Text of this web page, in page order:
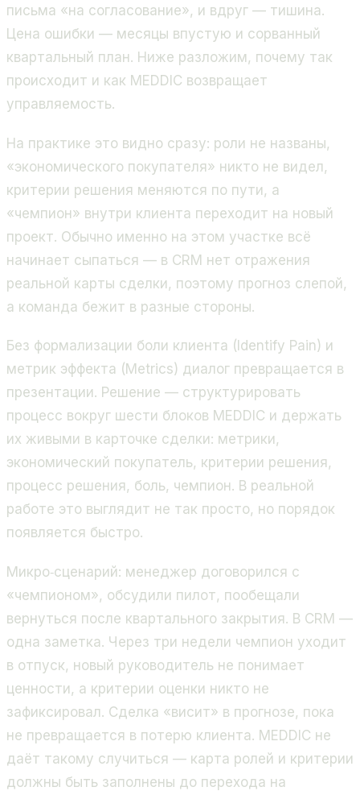
письма «на согласование», и вдруг — тишина.
Цена ошибки — месяцы впустую и сорванный
квартальный план. Ниже разложим, почему так
происходит и как MEDDIC возвращает
управляемость.
На практике это видно сразу: роли не названы,
«экономического покупателя» никто не видел,
критерии решения меняются по пути, а
«чемпион» внутри клиента переходит на новый
проект. Обычно именно на этом участке всё
начинает сыпаться — в CRM нет отражения
реальной карты сделки, поэтому прогноз слепой,
а команда бежит в разные стороны.
Без формализации боли клиента (Identify Pain) и
метрик эффекта (Metrics) диалог превращается в
презентации. Решение — структурировать
процесс вокруг шести блоков MEDDIC и держать
их живыми в карточке сделки: метрики,
экономический покупатель, критерии решения,
процесс решения, боль, чемпион. В реальной
работе это выглядит не так просто, но порядок
появляется быстро.
Микро‑сценарий: менеджер договорился с
«чемпионом», обсудили пилот, пообещали
вернуться после квартального закрытия. В CRM —
одна заметка. Через три недели чемпион уходит
в отпуск, новый руководитель не понимает
ценности, а критерии оценки никто не
зафиксировал. Сделка «висит» в прогнозе, пока
не превращается в потерю клиента. MEDDIC не
даёт такому случиться — карта ролей и критерии
должны быть заполнены до перехода на